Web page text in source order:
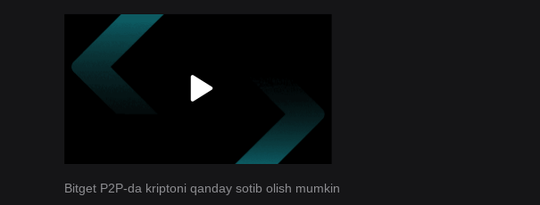
Bitget P2P-da kriptoni qanday sotib olish mumkin